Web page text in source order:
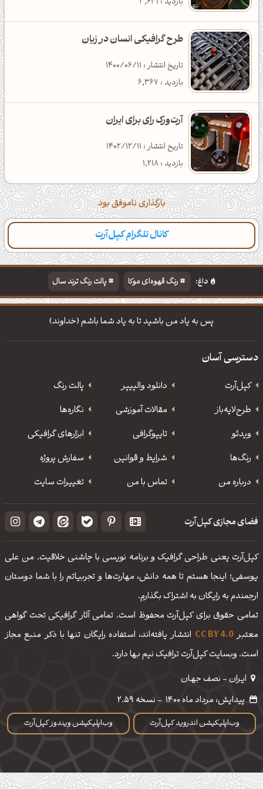
طرح گرافیکی انسان در زیان
تاریخ انتشار : 1400/06/11
بازدید : 6,367
آرت‌ورک رای برای ایران
تاریخ انتشار : 1402/12/11
بازدید : 1,218
بارگذاری ناموفق بود
کانال تلگرام کپل‌آرت
دسته‌بندی مطالب تازه تایپوگرافی پالت‌ها
داغ: رنگ قهوه‌ای موکا
پالت رنگ ترند سال
دانلود والپیپر مذهبی
تایپوگرافی شعر مولانا
پس به یاد من باشید تا به یاد شما باشم (خداوند)
دسترسی آسان
کپل‌آرت دانلود‌ والپیپر
پالت رنگ
طرح‌لایه‌باز
مقالات آموزشی
نگاره‌ها
ویدئو
‌تایپوگرافی
ابزارهای گرافیکی
رنگ‌ها
شرایط و قوانین
سفارش پروژه
درباره من
تماس با من تغییرات سایت
فضای مجازی کپل‌آرت
کپل‌آرت یعنی طراحی گرافیک و برنامه نویسی با چاشنی خلاقیت. من علی
یوسفی؛ اینجا هستم تا همه دانش، مهارت‌‌ها و تجربیاتم را با شما دوستان
ارجمندم به رایگان به اشتراک بگذارم.
تمامی حقوق برای کپل‌آرت محفوظ است. تمامی آثار گرافیکی تحت گواهی
معتبرCC BY 4.0 انتشار یافته‌اند، استفاده رایگان تنها با ذکر منبع مجاز
است. وبسایت کپل‌آرت ترافیک نیم بها دارد.
ایـران - نصف جهـان
وب‌اپلیکیشن اندروید کپل‌آرت وب‌اپلیکیشن ویندوز کپل‌آرت
پیدایش: مرداد ماه 1400 - نسخه 2.59